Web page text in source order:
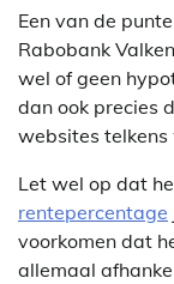
Een van de
Rabobank
wel of geen
dan ook precies
websites
Let wel op dat
rentepercentage
voorkomen dat
allemaal